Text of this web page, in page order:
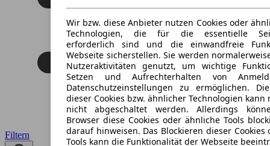
Filtern
Wir bzw. diese Anbieter nutzen Cookies oder
Technologien, die für die essentielle
erforderlich sind und die einwandfreie
Webseite sicherstellen. Sie werden
Nutzeraktivitäten genutzt, um wichtige
Setzen und Aufrechterhalten von
Datenschutzeinstellungen zu ermöglichen.
dieser Cookies bzw. ähnlicher Technologien kann
nicht abgeschaltet werden. Allerdings
Browser diese Cookies oder ähnliche Tools
darauf hinweisen. Das Blockieren dieser
Tools kann die Funktionalität der Webseite